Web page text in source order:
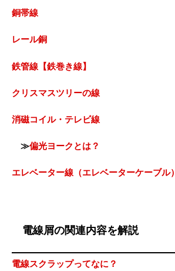
銅帯線
レール銅
鉄管線【鉄巻き線】
クリスマスツリーの線
消磁コイル・テレビ線
≫偏光ヨークとは？
エレベーター線（エレベーターケーブル）
電線屑の関連内容を解説
電線スクラップってなに？